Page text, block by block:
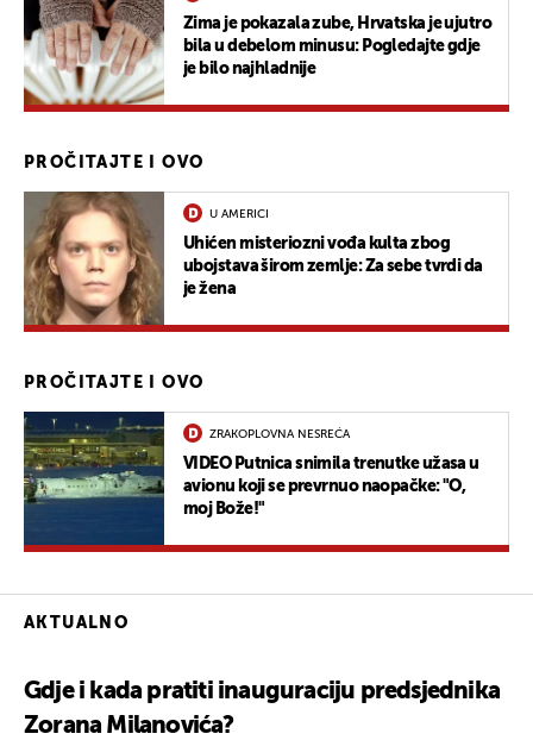
Zima je pokazala zube, Hrvatska je ujutro
bila u debelom minusu: Pogledajte gdje
je bilo najhladnije
PROČITAJTE I OVO
U AMERICI
Uhićen misteriozni vođa kulta zbog
ubojstava širom zemlje: Za sebe tvrdi da
je žena
PROČITAJTE I OVO
ZRAKOPLOVNA NESREĆA
VIDEO Putnica snimila trenutke užasa u
avionu koji se prevrnuo naopačke: "O,
moj Bože!"
AKTUALNO
Gdje i kada pratiti inauguraciju predsjednika
Zorana Milanovića?
UKLJUČITE NOTIFIKACIJE